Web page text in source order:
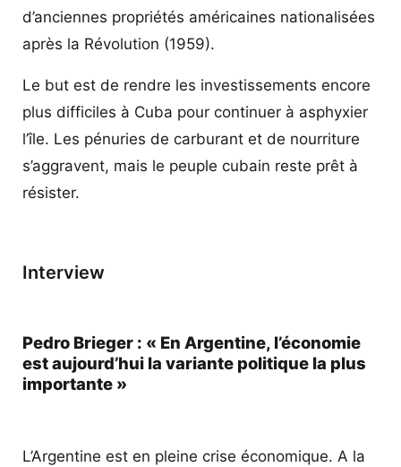
d’anciennes propriétés américaines nationalisées
après la Révolution (1959).
Le but est de rendre les investissements encore
plus difficiles à Cuba pour continuer à asphyxier
l’île. Les pénuries de carburant et de nourriture
s’aggravent, mais le peuple cubain reste prêt à
résister.
Interview
Pedro Brieger : « En Argentine, l’économie
est aujourd’hui la variante politique la plus
importante »
L’Argentine est en pleine crise économique. A la